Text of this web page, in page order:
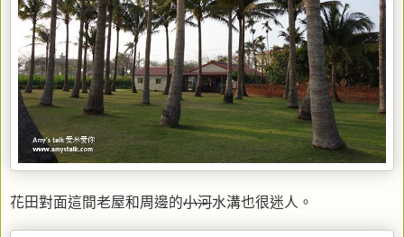
花田對面這間老屋和周邊的小河水溝也很迷人。